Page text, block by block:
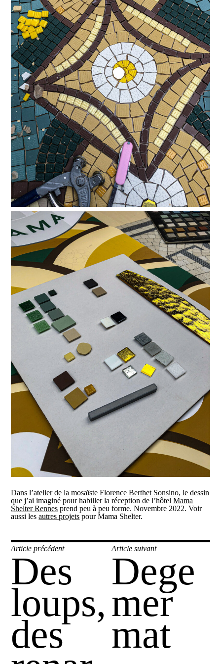
Dans l’atelier de la mosaïsteFlorence Berthet Sonsino, le dessin
que j’ai imaginé pour habiller la réception de l’hôtelMama
Shelter Rennes prend peu à peu forme. Novembre 2022. Voir
aussi lesautres projets pour Mama Shelter.
Navigation
de
l’article
Article précédent
Publication
précédente :
Des
loups,
des
Article suivant
Publication
suivante :
Dege
mer
mat